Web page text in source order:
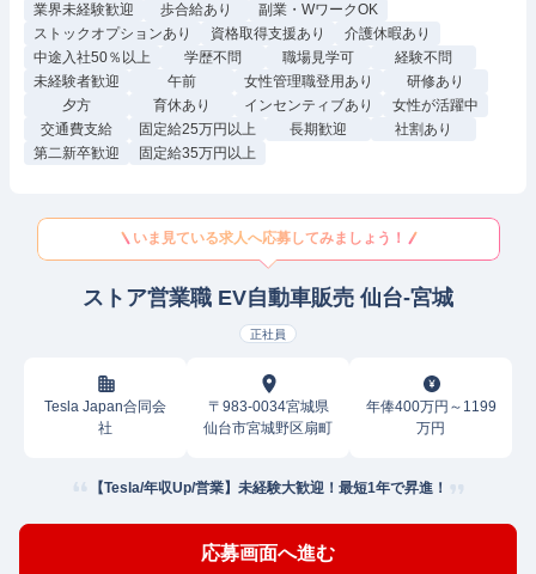
業界未経験歓迎 歩合給あり
副業・WワークOK
ストックオプションあり
資格取得支援あり
介護休暇あり
中途入社50％以上
学歴不問 職場見学可
経験不問
未経験者歓迎
午前 女性管理職登用あり
研修あり
夕方
育休あり インセンティブあり
女性が活躍中
交通費支給
固定給25万円以上 長期歓迎
社割あり
第二新卒歓迎
固定給35万円以上
いま見ている求人へ応募してみましょう！
ストア営業職 EV自動車販売 仙台-宮城
正社員
Tesla Japan合同会
社
〒983-0034宮城県
仙台市宮城野区扇町
年俸400万円～1199
万円
【Tesla/年収Up/営業】未経験大歓迎！最短1年で昇進！
応募画面へ進む